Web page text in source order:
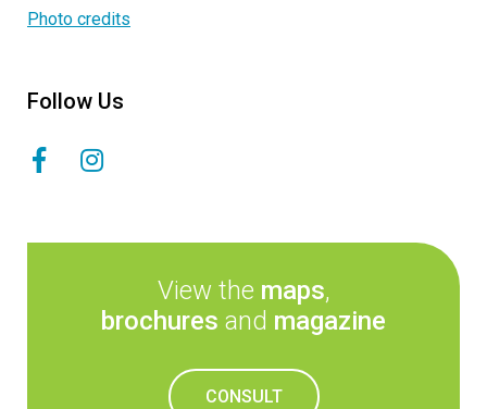
Photo credits
Follow Us
View the maps,
brochures and magazine
CONSULT